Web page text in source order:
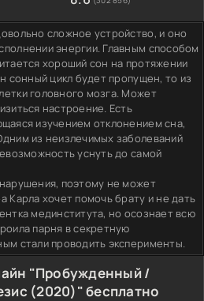
сложное устройство, и оно
энергии. Главным способом
хороший сон на протяжении
сонный цикл будет пропущен, то из
головного мозга. Может
настроение. Есть
изучением отклонением сна,
из неизлечимых заболеваний
уснуть до самой
поэтому не может
Карла хочет помочь брату и не дать
мединститута, но осознает всю
парня в секретную
стали проводить эксперименты.
"Пробужденный /
(2020)" бесплатно